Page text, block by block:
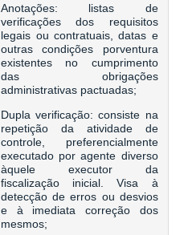
Anotações: listas de
verificações dos requisitos
legais ou contratuais, datas e
outras condições porventura
existentes no cumprimento
das obrigações
administrativas pactuadas;
Dupla verificação: consiste na
repetição da atividade de
controle, preferencialmente
executado por agente diverso
àquele executor da
fiscalização inicial. Visa à
detecção de erros ou desvios
e à imediata correção dos
mesmos;